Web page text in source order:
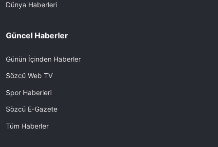
Dünya Haberleri
Güncel Haberler
Günün İçinden Haberler
Sözcü Web TV
Spor Haberleri
Sözcü E-Gazete
Tüm Haberler